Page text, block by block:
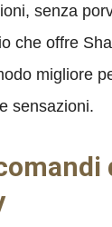
senza
che offre
migliore
sensazioni.